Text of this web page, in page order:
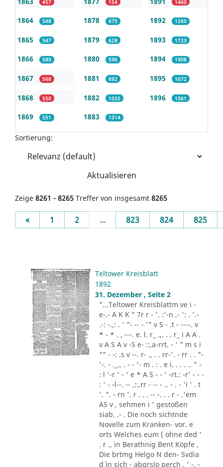
457
1864 548
1865 547
1866 580
1867 568
1868 550
1869 551
154
1878 675
1879 628
1880 596
1881 692
1882 1035
1883 1314
1460
1892 1260
1893 1723
1894 1908
1895 1672
1896 1561
Sortierung:
Aktualisieren
Zeige 8261 - 8265 Treffer von insgesamt 8265
«Previous
1 2 ... 823 824 825
Teltower Kreisblatt
1892
31. Dezember , Seite 2
"...Teltower Kreisblattm ve i -
e-.- A K K " 7r r - '. :'-n ,- ': . '.-
.-: -.,: . ' "- -- - '" v S - .t - ----. v
* - * . , ---. e. l. r_ .,. . . r_ i A A .
v A S A v -S e- ::,a-rrt. - ' " m s i
"" - -: .s v --. r- ., . . rr-'. - rr . . "-
'-. - ._., . - - '- m . : . e i. . . . .. " -
: l '-r ' - ' e * A S - - ' -rt.: -r' - - -
: ' - -l--. -- ,::,rr - -- - .. - . - 'i ' . t
'. ". - rn '. r . . . -- -. . . r - .'em
AS v , sehmen i ' gestoßen
siab. .- . Die noch sichtnde
Novelle zum Kranken- vor. e
orts Welches eum ( ohne ded '
. r ., in Berathnig Bent Köpfe ,
Die brtmg Helgo N den- Svdia
d´ in sich - abgrslo perch , ' -. -